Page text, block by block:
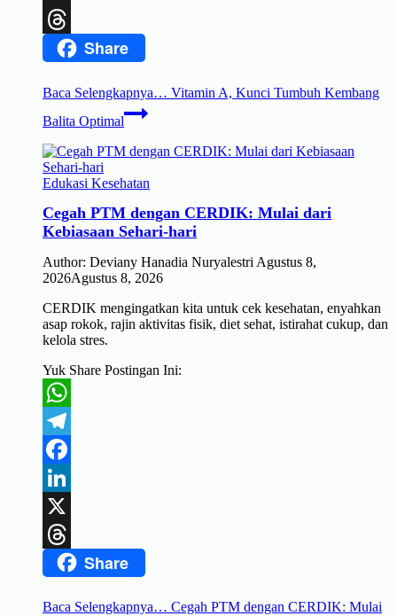
X
ThreadsShare
Baca Selengkapnya… Vitamin A, Kunci Tumbuh Kembang
Balita Optimal
Edukasi Kesehatan
Cegah PTM dengan CERDIK: Mulai dari
Kebiasaan Sehari-hari
Author: Deviany Hanadia Nuryalestri Agustus 8,
2026Agustus 8, 2026
CERDIK mengingatkan kita untuk cek kesehatan, enyahkan
asap rokok, rajin aktivitas fisik, diet sehat, istirahat cukup, dan
kelola stres.
Yuk Share Postingan Ini:
WhatsApp
Telegram
Facebook
LinkedIn
X
ThreadsShare
Baca Selengkapnya… Cegah PTM dengan CERDIK: Mulai